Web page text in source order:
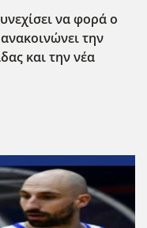
να φορά ο
την
και την νέα